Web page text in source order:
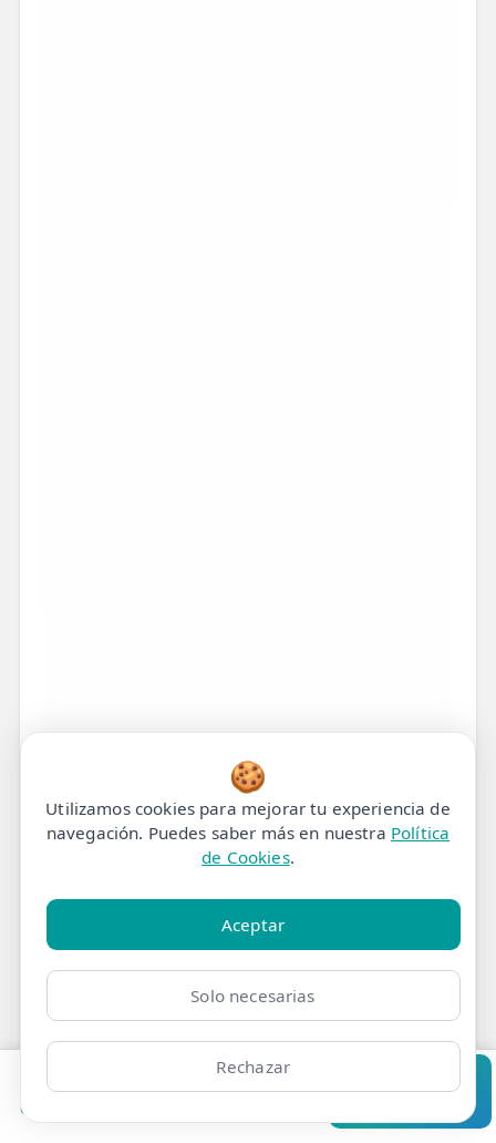
Clínicas¿Sientes tus Piernas
Pedir cita Consultar
🍪
Utilizamos cookies para mejorar tu experiencia de
navegación. Puedes saber más en nuestra Política
de Cookies.
Aceptar
Solo necesarias
Rechazar